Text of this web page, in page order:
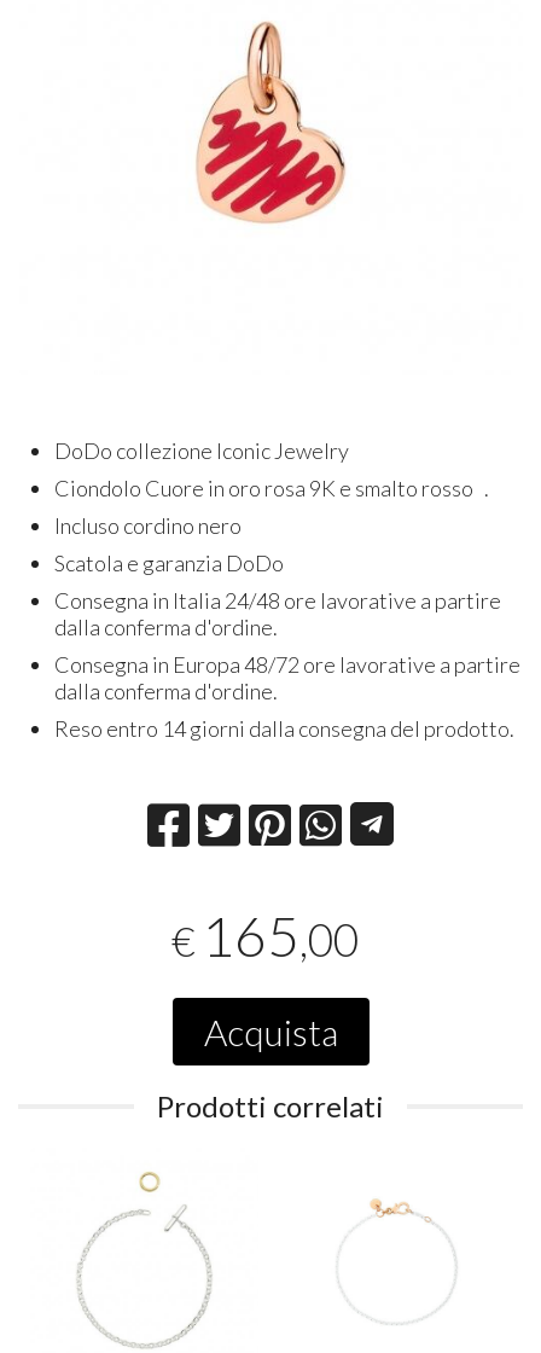
DoDo collezione Iconic Jewelry
Ciondolo Cuore in oro rosa 9K e smalto rosso .
Incluso cordino nero
Scatola e garanzia DoDo
Consegna in Italia 24/48 ore lavorative a partire
dalla conferma d'ordine.
Consegna in Europa 48/72 ore lavorative a partire
dalla conferma d'ordine.
Reso entro 14 giorni dalla consegna del prodotto.
€ 165,00
Acquista
Prodotti correlati